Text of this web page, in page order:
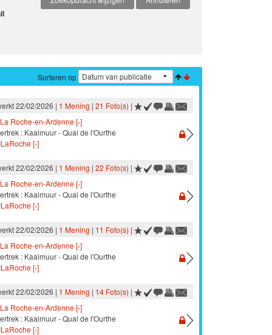
Sorteren op
22/02/2026 | 1 Mening | 21 Foto(s) |
La Roche-en-Ardenne [›]
: Kaaimuur - Quai de l'Ourthe
[›]
22/02/2026 | 1 Mening | 22 Foto(s) |
La Roche-en-Ardenne [›]
: Kaaimuur - Quai de l'Ourthe
[›]
22/02/2026 | 1 Mening | 11 Foto(s) |
La Roche-en-Ardenne [›]
: Kaaimuur - Quai de l'Ourthe
[›]
22/02/2026 | 1 Mening | 14 Foto(s) |
La Roche-en-Ardenne [›]
: Kaaimuur - Quai de l'Ourthe
[›]